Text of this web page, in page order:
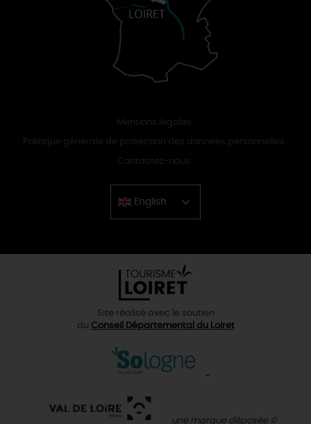
Mentions légales
Politique générale de protection des données personnelles
Contactez-nous
English
Chinese
Site réalisé avec le soutien
du Conseil Départemental du Loiret
une marque déposée ©